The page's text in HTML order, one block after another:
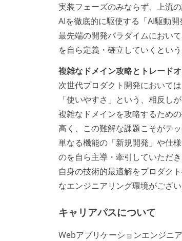
実装フェーズのみならず、上流
AIを徹底的に駆使する「AI駆動
最先端の開発パラダイムにおい
を自ら定義・確立していくとい
複雑なドメイン攻略とトレード
次世代プロダクト開発において
「使いやすさ」という、相反し
複雑なドメインを攻略するため
高く、この難解な課題こそがテ
単なる機能の「新規開発」や仕
のを自ら主導・牽引していただき
自身の技術的最適解をプロダク
なエンジニアリング環境がござい
キャリアパスについて
Webアプリケーションエンジニ